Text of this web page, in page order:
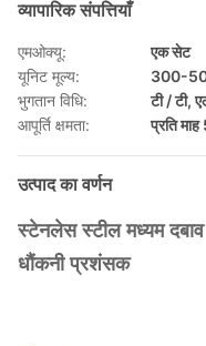
व्यापारिक संपत्तियाँ
एमओक्यू:
एक सेट
यूनिट मूल्य:
300-
भुगतान विधि:
टी / टी,
आपूर्ति क्षमता:
प्रति
उत्पाद का वर्णन
स्टेनलेस स्टील मध्यम
धौंकनी प्रशंसक